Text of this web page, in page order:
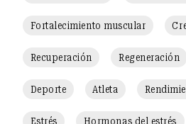
Fortalecimiento muscular
Recuperación Regeneración
Deporte Atleta
Estrés Hormonas del estrés